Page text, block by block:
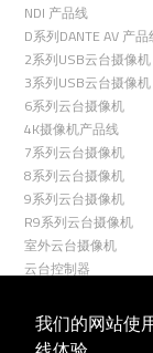
我们的网站使
NDI 产品线
D系列DANTE AV 产品
2系列USB云台摄像机
3系列USB云台摄像机
6系列云台摄像机
4K摄像机产品线
7系列云台摄像机
8系列云台摄像机
9系列云台摄像机
R9系列云台摄像机
室外云台摄像机
云台控制器
关联